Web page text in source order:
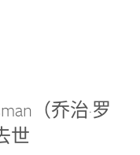
（乔治·罗
世